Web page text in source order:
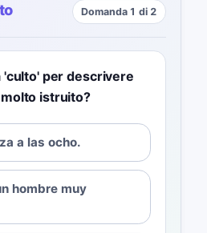
Domanda 1 di 2
'culto' per descrivere
istruito?
a las ocho.
hombre muy